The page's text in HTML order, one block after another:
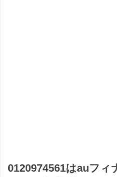
0120974561はauフィ